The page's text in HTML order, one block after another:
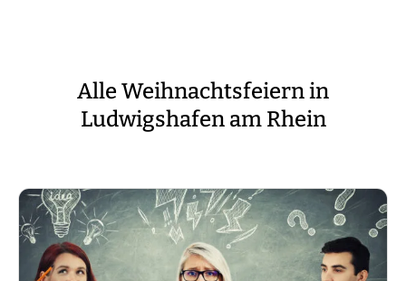
Alle Weihnachtsfeiern in
Ludwigshafen am Rhein